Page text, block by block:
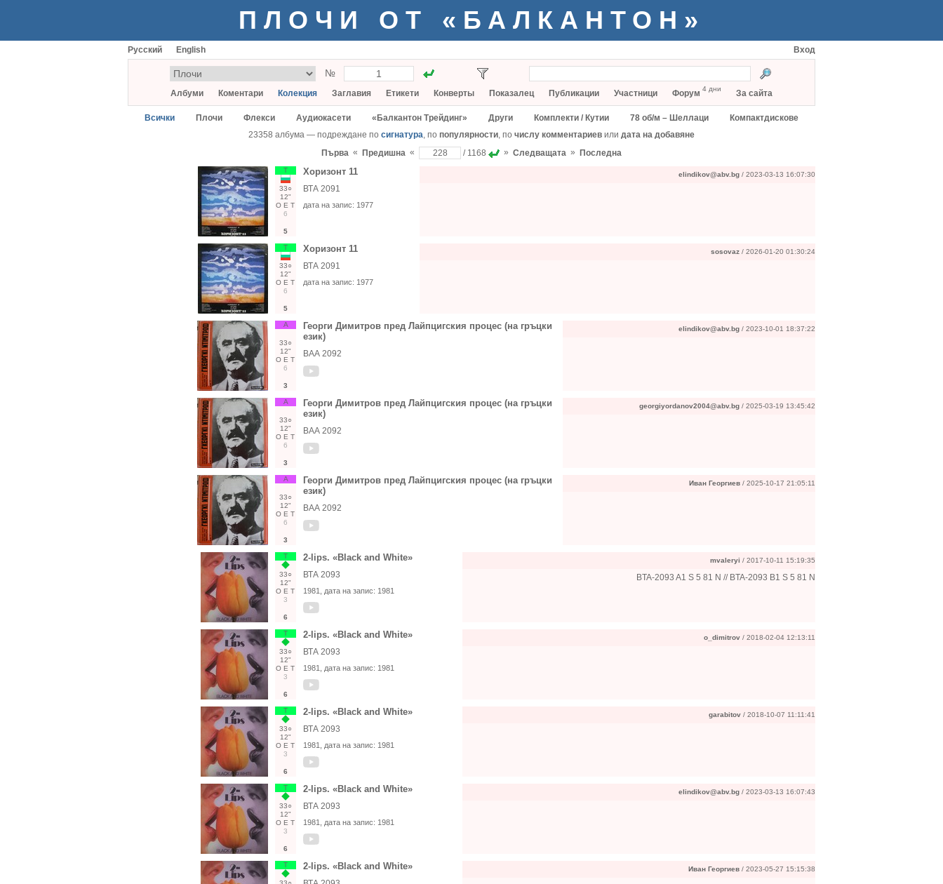
ПЛОЧИ ОТ «БАЛКАНТОН»
Русский English Вход
№
Албуми Коментари Колекция Заглавия Етикети Конверты Показалец Публикации Участници Форум 4 дни За сайта
Всички Плочи Флекси Аудиокасети «Балкантон Трейдинг» Други Комплекти / Кутии 78 об/м – Шеллаци
Компактдискове
23358 албума — подреждане по сигнатура, по популярности, по числу комментариев или дата на добавяне
Първа « Предишна « / 1168 » Следващата » Последна
Т
33○
12"
О Е Т
6
5
Хоризонт 11
ВТА 2091
дата на запис: 1977
elindikov@abv.bg / 2023-03-13 16:07:30
Т
33○
12"
О Е Т
6
5
Хоризонт 11
ВТА 2091
дата на запис: 1977
sosovaz / 2026-01-20 01:30:24
А
33○
12"
О Е Т
6
3
Георги Димитров пред Лайпцигския процес (на гръцки
език)
ВАА 2092
elindikov@abv.bg / 2023-10-01 18:37:22
А
33○
12"
О Е Т
6
3
Георги Димитров пред Лайпцигския процес (на гръцки
език)
ВАА 2092
georgiyordanov2004@abv.bg / 2025-03-19 13:45:42
А
33○
12"
О Е Т
6
3
Георги Димитров пред Лайпцигския процес (на гръцки
език)
ВАА 2092
Иван Георгиев / 2025-10-17 21:05:11
Т
33○
12"
О Е Т
3
6
2-lips. «Black and White»
ВТА 2093
1981 , дата на запис: 1981
mvaleryi / 2017-10-11 15:19:35
BTA-2093 A1 S 5 81 N // BTA-2093 B1 S 5 81 N
Т
33○
12"
О Е Т
3
6
2-lips. «Black and White»
ВТА 2093
1981 , дата на запис: 1981
o_dimitrov / 2018-02-04 12:13:11
Т
33○
12"
О Е Т
3
6
2-lips. «Black and White»
ВТА 2093
1981 , дата на запис: 1981
garabitov / 2018-10-07 11:11:41
Т
33○
12"
О Е Т
3
6
2-lips. «Black and White»
ВТА 2093
1981 , дата на запис: 1981
elindikov@abv.bg / 2023-03-13 16:07:43
Т 2-lips. «Black and White» Иван Георгиев / 2023-05-27 15:15:38